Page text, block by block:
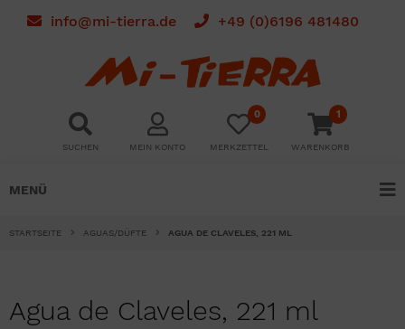
info@mi-tierra.de +49 (0)6196 481480
SUCHEN MEIN KONTO
0
MERKZETTEL
1
WARENKORB
MENÜ
STARTSEITE AGUAS/DÜFTE AGUA DE CLAVELES, 221 ML
Agua de Claveles, 221 ml